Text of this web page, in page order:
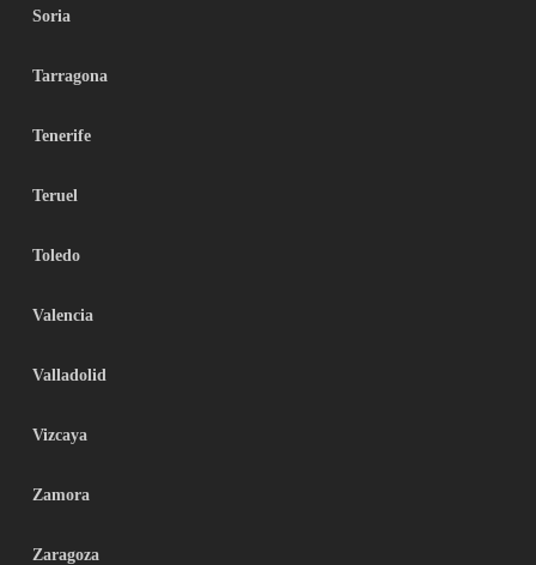
Soria
Tarragona
Tenerife
Teruel
Toledo
Valencia
Valladolid
Vizcaya
Zamora
Zaragoza